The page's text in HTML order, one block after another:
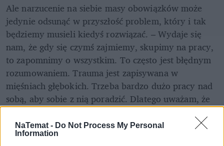
NaTemat - Do Not Process My Personal
Information
Ale narzucenie na siebie masy obowiązków może
jedynie odsunąć w przyszłość problem, który i tak
będziemy musieli kiedyś rozwiązać. – Wydaje się
nam, że gdy się czymś zajmiemy, skupimy na pracy,
to zapomnimy o wszystkim. To często jest błędnym
rozumowaniem. Trauma jest zapisywana w
mięśniach głębokich. Trzeba bardzo dużo pracy nad
sobą, aby sobie z nią poradzić. Dlatego uważam, że
po tak silnych przeżyciach konieczna jest żałoba. Nie
musi ona trwać cały rok, ale na pewno jest
niezbędna – mówi Mieńkowska.